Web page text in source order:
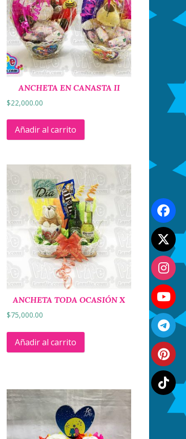
ANCHETA EN CANASTA II
$22,000.00
Añadir al carrito
ANCHETA TODA OCASIÓN X
$75,000.00
Añadir al carrito